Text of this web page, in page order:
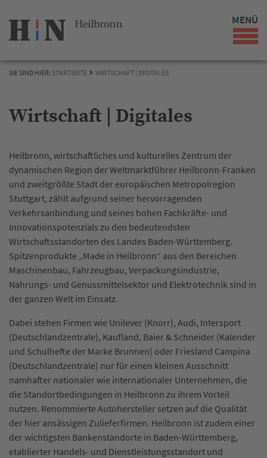
MENÜ
SIE SIND HIER: STARTSEITE WIRTSCHAFT | DIGITALES
Wirtschaft | Digitales
Heilbronn, wirtschaftliches und kulturelles Zentrum der
dynamischen Region der Weltmarktführer Heilbronn-Franken
und zweitgrößte Stadt der europäischen Metropolregion
Stuttgart, zählt aufgrund seiner hervorragenden
Verkehrsanbindung und seines hohen Fachkräfte- und
Innovationspotenzials zu den bedeutendsten
Wirtschaftsstandorten des Landes Baden-Württemberg.
Spitzenprodukte „Made in Heilbronn“ aus den Bereichen
Maschinenbau, Fahrzeugbau, Verpackungsindustrie,
Nahrungs- und Genussmittelsektor und Elektrotechnik sind in
der ganzen Welt im Einsatz.
Dabei stehen Firmen wie Unilever (Knorr), Audi, Intersport
(Deutschlandzentrale), Kaufland, Baier & Schneider (Kalender
und Schulhefte der Marke Brunnen) oder Friesland Campina
(Deutschlandzentrale) nur für einen kleinen Ausschnitt
namhafter nationaler wie internationaler Unternehmen, die
die Standortbedingungen in Heilbronn zu ihrem Vorteil
nutzen. Renommierte Autohersteller setzen auf die Qualität
der hier ansässigen Zulieferfirmen. Heilbronn ist zudem einer
der wichtigsten Bankenstandorte in Baden-Württemberg,
etablierter Handels- und Dienstleistungsstandort und